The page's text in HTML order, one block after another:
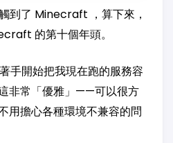
到了 Minecraft ，算下來，
的第十個年頭。
手開始把我現在跑的服務容
非常「優雅」——可以很方
用擔心各種環境不兼容的問